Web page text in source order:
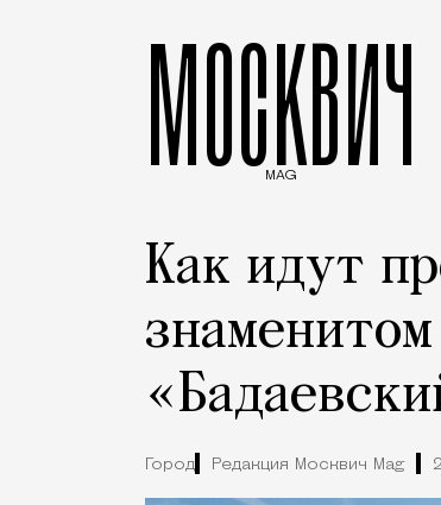
МОСКВИЧ
MAG
Как идут
Город Редакция Москвич Mag